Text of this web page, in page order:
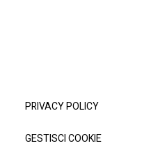
PRIVACY POLICY
GESTISCI COOKIE